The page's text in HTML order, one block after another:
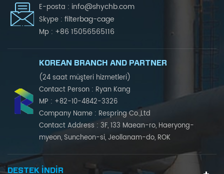
E-posta : info@shychb.com
Skype : filterbag-cage
Mp : +86 15056565116
KOREAN BRANCH AND PARTNER
(24 saat müşteri hizmetleri)
Contact Person : Ryan Kang
MP : +82-10-4842-3326
Company Name : Respring Co.,Ltd
Contact Address : 3F, 133 Maean-ro, Haeryong-
myeon, Suncheon-si, Jeollanam-do, ROK
DESTEK INDIR